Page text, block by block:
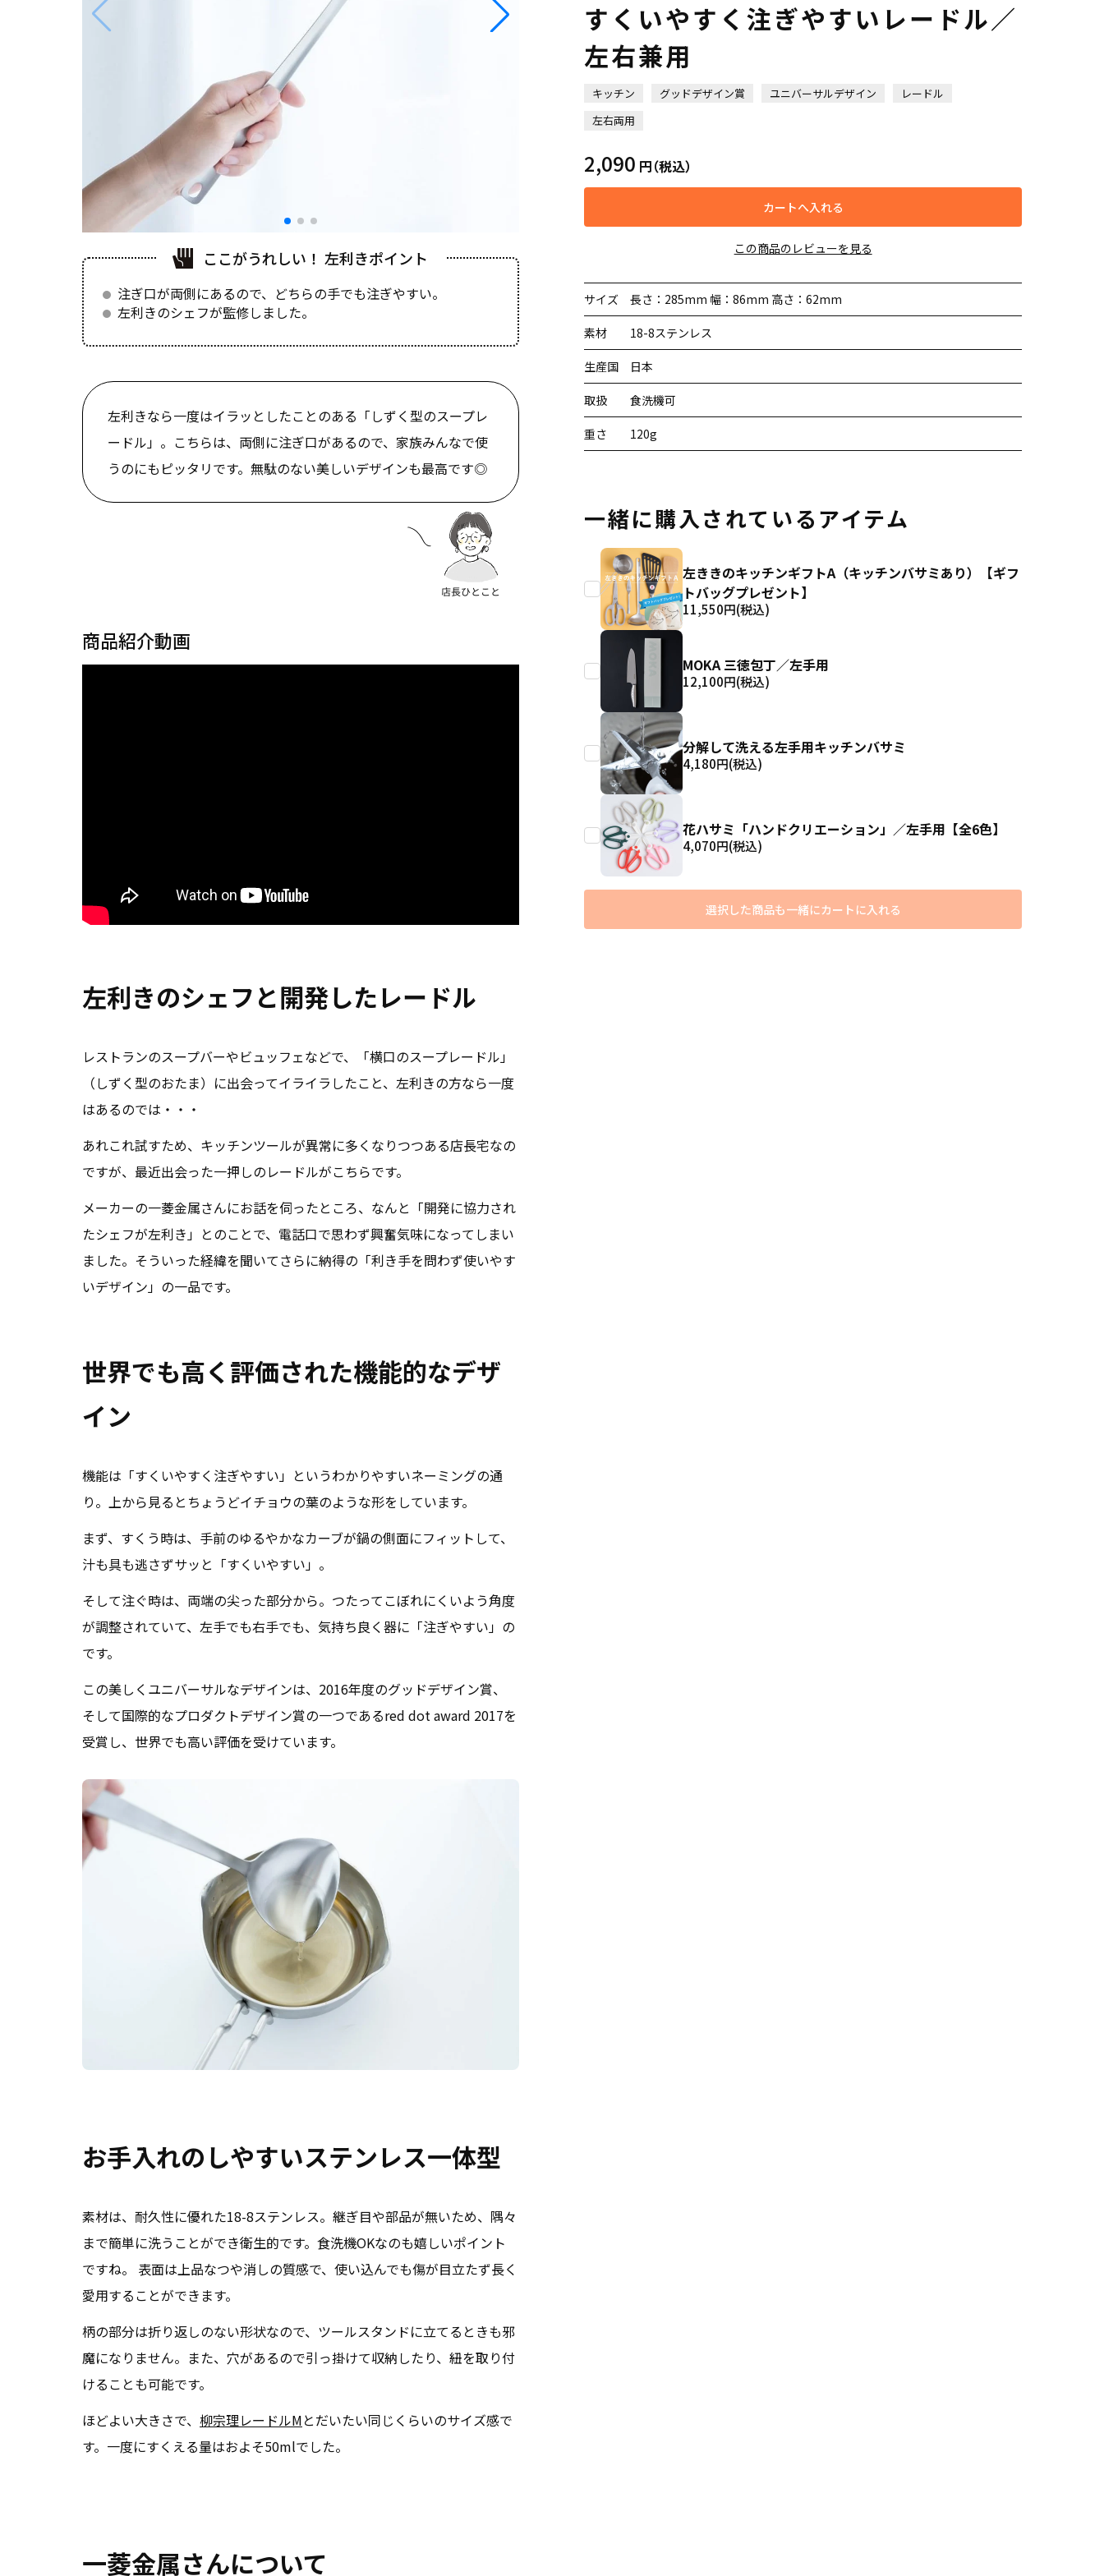
ここがうれしい！ 左利きポイント
注ぎ口が両側にあるので、どちらの手でも注ぎやすい。
左利きのシェフが監修しました。
左利きなら一度はイラッとしたことのある「しずく型のスープレ
ードル」。こちらは、両側に注ぎ口があるので、家族みんなで使
うのにもピッタリです。無駄のない美しいデザインも最高です◎
商品紹介動画
左利きのシェフと開発したレードル
レストランのスープバーやビュッフェなどで、「横口のスープレードル」
（しずく型のおたま）に出会ってイライラしたこと、左利きの方なら一度
はあるのでは・・・
あれこれ試すため、キッチンツールが異常に多くなりつつある店長宅なの
ですが、最近出会った一押しのレードルがこちらです。
メーカーの一菱金属さんにお話を伺ったところ、なんと「開発に協力され
たシェフが左利き」とのことで、電話口で思わず興奮気味になってしまい
ました。そういった経緯を聞いてさらに納得の「利き手を問わず使いやす
いデザイン」の一品です。
世界でも高く評価された機能的なデザ
イン
機能は「すくいやすく注ぎやすい」というわかりやすいネーミングの通
り。上から見るとちょうどイチョウの葉のような形をしています。
まず、すくう時は、手前のゆるやかなカーブが鍋の側面にフィットして、
汁も具も逃さずサッと「すくいやすい」。
そして注ぐ時は、両端の尖った部分から。つたってこぼれにくいよう角度
が調整されていて、左手でも右手でも、気持ち良く器に「注ぎやすい」の
です。
この美しくユニバーサルなデザインは、2016年度のグッドデザイン賞、
そして国際的なプロダクトデザイン賞の一つであるred dot award 2017を
受賞し、世界でも高い評価を受けています。
お手入れのしやすいステンレス一体型
素材は、耐久性に優れた18-8ステンレス。継ぎ目や部品が無いため、隅々
まで簡単に洗うことができ衛生的です。食洗機OKなのも嬉しいポイント
ですね。 表面は上品なつや消しの質感で、使い込んでも傷が目立たず長く
愛用することができます。
柄の部分は折り返しのない形状なので、ツールスタンドに立てるときも邪
魔になりません。また、穴があるので引っ掛けて収納したり、紐を取り付
けることも可能です。
ほどよい大きさで、 柳宗理レードルMとだいたい同じくらいのサイズ感で
す。一度にすくえる量はおよそ50mlでした。
一菱金属さんについて
すくいやすく注ぎやすいレードル／
左右兼用
キッチン グッドデザイン賞 ユニバーサルデザイン
レードル
左右両用
2,090 円（税込）
カートへ入れる
この商品のレビューを見る
サイズ 長さ：285mm 幅：86mm 高さ：62mm
素材 18-8ステンレス
生産国 日本
取扱 食洗機可
重さ 120g
一緒に購入されているアイテム
左ききのキッチンギフトA（キッチンバサミあり）【ギフ
トバッグプレゼント】
11,550円(税込)
MOKA 三徳包丁／左手用
12,100円(税込)
分解して洗える左手用キッチンバサミ
4,180円(税込)
花ハサミ「ハンドクリエーション」／左手用【全6色】
4,070円(税込)
選択した商品も一緒にカートに入れる